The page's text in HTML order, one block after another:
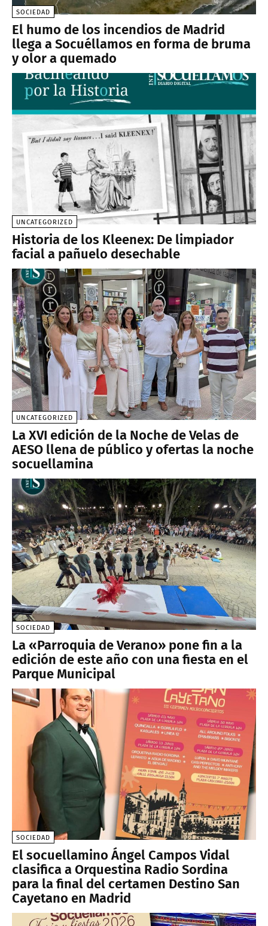
SOCIEDAD
El humo de los incendios de Madrid
llega a Socuéllamos en forma de bruma
y olor a quemado
UNCATEGORIZED
Historia de los Kleenex: De limpiador
facial a pañuelo desechable
UNCATEGORIZED
La XVI edición de la Noche de Velas de
AESO llena de público y ofertas la noche
socuellamina
SOCIEDAD
La «Parroquia de Verano» pone fin a la
edición de este año con una fiesta en el
Parque Municipal
SOCIEDAD
El socuellamino Ángel Campos Vidal
clasifica a Orquestina Radio Sordina
para la final del certamen Destino San
Cayetano en Madrid